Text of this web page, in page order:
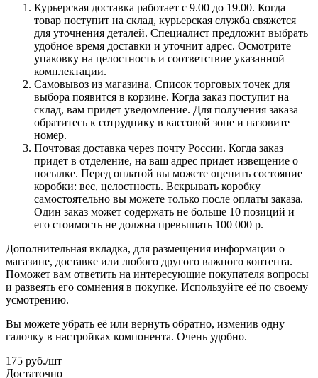
Курьерская доставка работает с 9.00 до 19.00. Когда
товар поступит на склад, курьерская служба свяжется
для уточнения деталей. Специалист предложит выбрать
удобное время доставки и уточнит адрес. Осмотрите
упаковку на целостность и соответствие указанной
комплектации.
Самовывоз из магазина. Список торговых точек для
выбора появится в корзине. Когда заказ поступит на
склад, вам придет уведомление. Для получения заказа
обратитесь к сотруднику в кассовой зоне и назовите
номер.
Почтовая доставка через почту России. Когда заказ
придет в отделение, на ваш адрес придет извещение о
посылке. Перед оплатой вы можете оценить состояние
коробки: вес, целостность. Вскрывать коробку
самостоятельно вы можете только после оплаты заказа.
Один заказ может содержать не больше 10 позиций и
его стоимость не должна превышать 100 000 р.
Дополнительная вкладка, для размещения информации о
магазине, доставке или любого другого важного контента.
Поможет вам ответить на интересующие покупателя вопросы
и развеять его сомнения в покупке. Используйте её по своему
усмотрению.
Вы можете убрать её или вернуть обратно, изменив одну
галочку в настройках компонента. Очень удобно.
175 руб./шт
Достаточно